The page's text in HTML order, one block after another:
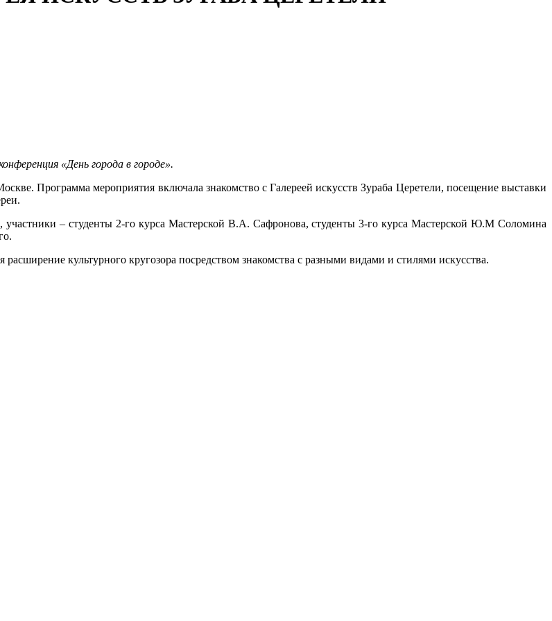
«День города в городе».
Программа мероприятия включала знакомство с Галереей искусств Зураба Церетели, посещение выставки
– студенты 2-го курса Мастерской В.А. Сафронова, студенты 3-го курса Мастерской Ю.М Соломина
культурного кругозора посредством знакомства с разными видами и стилями искусства.